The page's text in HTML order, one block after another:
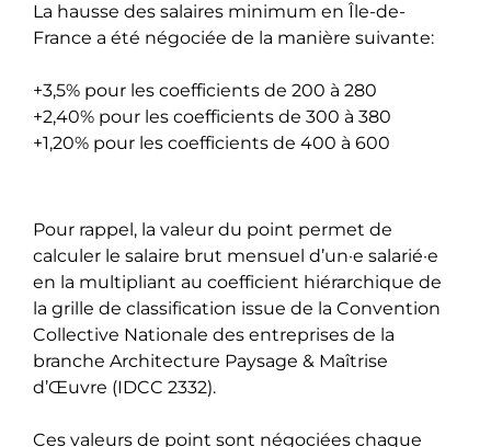
La hausse des salaires minimum en Île-de-
France a été négociée de la manière suivante:
+3,5% pour les coefficients de 200 à 280
+2,40% pour les coefficients de 300 à 380
+1,20% pour les coefficients de 400 à 600
Pour rappel, la valeur du point permet de
calculer le salaire brut mensuel d’un·e salarié·e
en la multipliant au coefficient hiérarchique de
la grille de classification issue de la Convention
Collective Nationale des entreprises de la
branche Architecture Paysage & Maîtrise
d’Œuvre (IDCC 2332).
Ces valeurs de point sont négociées chaque